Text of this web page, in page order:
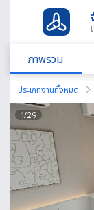
ภาพรวม
ประเภทงานทั้งหมด
1/29